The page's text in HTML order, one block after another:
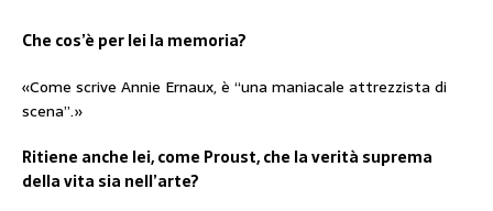
Che cos’è per lei la memoria?
«Come scrive Annie Ernaux, è “una maniacale attrezzista di
scena”.»
Ritiene anche lei, come Proust, che la verità suprema
della vita sia nell’arte?